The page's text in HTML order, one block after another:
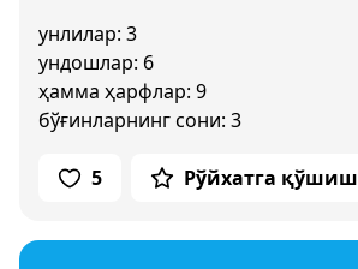
унлилар: 3
ундошлар: 6
ҳамма ҳарфлар: 9
бўғинларнинг сони: 3
5 Рўйхатга қўшиш